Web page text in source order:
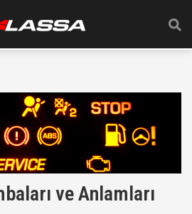
ve Anlamları